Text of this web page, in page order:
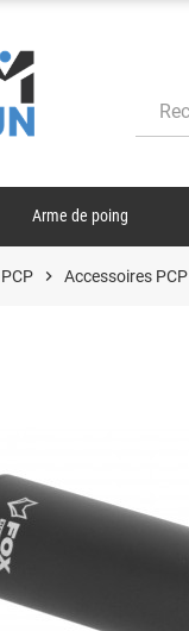
Arme de poing
chevron_right Accessoires PCP